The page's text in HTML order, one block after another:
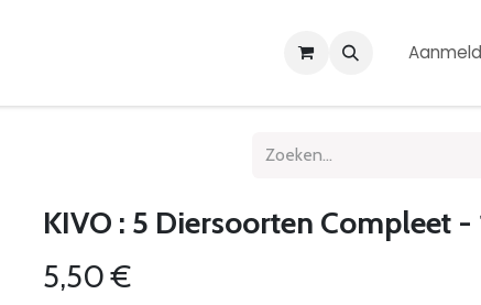
KIVO : 5 Diersoorten Compleet -
5,50€